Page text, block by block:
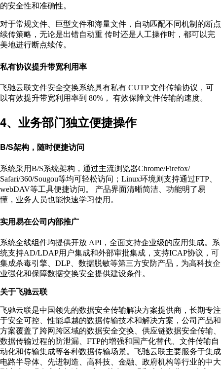
的安全性和准确性。
对于常规文件、巨型文件和海量文件，自动匹配不同机制的断点
续传策略，无论是出错自动重 传时还是人工操作时，都可以完
美地进行断点续传。
私有协议提升带宽利用率
飞驰云联文件安全交换系统具有私有 CUTP 文件传输协议，可
以有效提升带宽利用率到 80%， 有效保障文件传输的速度。
4、业务部门独立便捷操作
B/S架构，随时便捷访问
系统采用B/S系统架构，通过主流浏览器Chrome/Firefox/
Safari/360/Sougou等均可轻松访问；Linux环境则支持通过FTP、
webDAV等工具便捷访问。 产品界面清晰简洁、功能明了易
懂，业务人员也能快速学习使用。
实用易在公司内部推广
系统全线组件均提供开放 API，全面支持企业级的应用集成。系
统支持AD/LDAP用户集成和外部审批集成，支持ICAP协议，可
集成杀毒引擎、DLP、数据脱敏等第三方安防产品，为高科技企
业强化和保障数据交换安全提供建设条件。
关于飞驰云联
飞驰云联是中国领先的数据安全传输解决方案提供商，长期专注
于安全可控、性能卓越的数据传输技术和解决方案，公司产品和
方案覆盖了跨网跨区域的数据安全交换、供应链数据安全传输、
数据传输过程的防泄漏、FTP的增强和国产化替代、文件传输自
动化和传输集成等各种数据传输场景。飞驰云联主要服务于集成
电路半导体、先进制造、高科技、金融、政府机构等行业的中大